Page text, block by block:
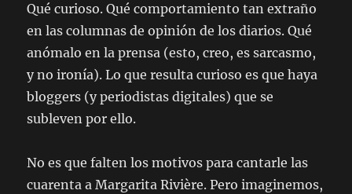
Qué curioso. Qué comportamiento tan extraño
en las columnas de opinión de los diarios. Qué
anómalo en la prensa (esto, creo, es sarcasmo,
y no ironía). Lo que resulta curioso es que haya
bloggers (y periodistas digitales) que se
subleven por ello.
No es que falten los motivos para cantarle las
cuarenta a Margarita Rivière. Pero imaginemos,